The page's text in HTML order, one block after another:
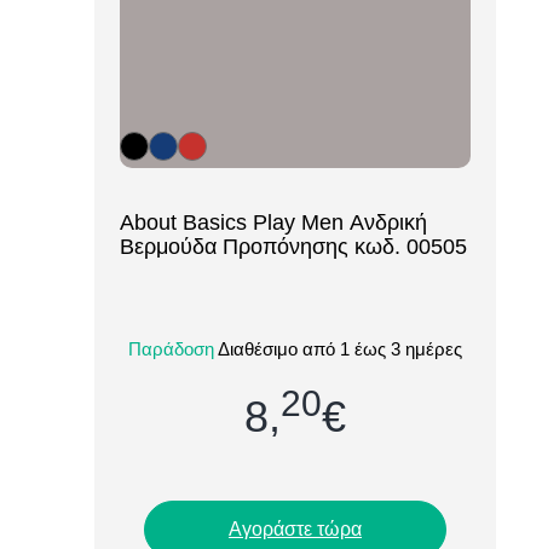
About Basics Play Men Ανδρική
Βερμούδα Προπόνησης κωδ. 00505
Basics Play Men (00505) είναι η ιδανική
κινήσεων σε...
ΠαράδοσηΔιαθέσιμο από 1 έως 3 ημέρες
8,20€
Αγοράστε τώρα